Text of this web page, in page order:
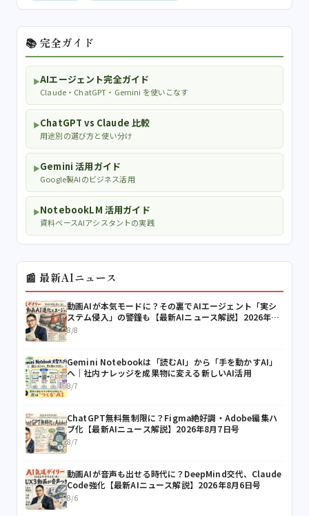
📚 完全ガイド
▶AIエージェント完全ガイド
Claude・ChatGPT・Gemini を使いこなす
▶ChatGPT vs Claude 比較
用途別の選び方と使い分け
▶Gemini 活用ガイド
Google製AIのビジネス活用
▶NotebookLM 活用ガイド
資料ベースAIアシスタントの実践
📰 最新AIニュース
動画AIが本気モードに？その裏でAIエージェント「実シ
ステム侵入」の警鐘も【最新AIニュース解説】2026年8
月8日号
8/8
Gemini Notebookは「読むAI」から「手を動かすAI」
へ｜社内ナレッジを成果物に変える新しいAI活用
8/7
ChatGPT無料無制限に？Figma絶好調・Adobe編集ハ
ブ化【最新AIニュース解説】2026年8月7日号
8/7
動画AIが音声も出せる時代に？DeepMind交代、Claude
Code強化【最新AIニュース解説】2026年8月6日号
8/6